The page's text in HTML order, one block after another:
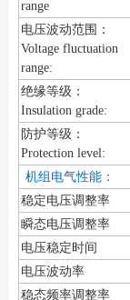
range
电压波动范围：
Voltage fluctuation
range:
绝缘等级：
Insulation grade:
防护等级：
Protection level:
机组电气性能：
稳定电压调整率
瞬态电压调整率
电压稳定时间
电压波动率
稳态频率调整率